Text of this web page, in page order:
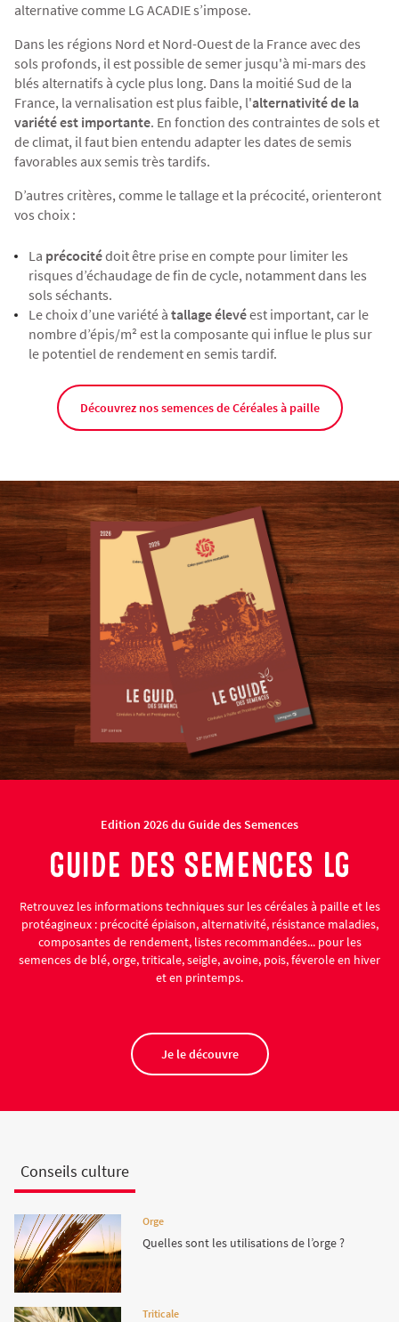
alternative comme LG ACADIEs’impose.
Dans les régions Nord et Nord-Ouest de la France avec des
sols profonds, il est possible de semer jusqu'à mi-mars des
blés alternatifs à cycle plus long. Dans la moitié Sud de la
France, la vernalisation est plus faible, l'alternativité de la
variété est importante. En fonction des contraintes de sols et
de climat, il faut bien entendu adapter les dates de semis
favorables aux semis très tardifs.
D’autres critères, comme le tallage et la précocité, orienteront
vos choix :
La précocitédoit être prise en compte pour limiter les
risques d’échaudage de fin de cycle, notamment dans les
sols séchants.
Le choix d’une variété à tallage élevéest important, car le
nombre d’épis/m² est la composante qui influe le plus sur
le potentiel de rendement en semis tardif.
Découvrez nos semences de Céréales à paille
Edition 2026 du Guide des Semences
GUIDE DES SEMENCES LG
Retrouvez les informations techniques sur les céréales à paille et les
protéagineux : précocité épiaison, alternativité, résistance maladies,
composantes de rendement, listes recommandées... pour les
semences de blé, orge, triticale, seigle, avoine, pois, féverole en hiver
et en printemps.
Je le découvre
Conseils culture
Orge
Quelles sont les utilisations de l’orge ?
Triticale